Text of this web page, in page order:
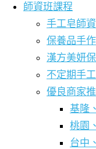
師資班課程
手工皂師
保養品手
漢方美妍
不定期手
優良商家
基隆
桃園
台中